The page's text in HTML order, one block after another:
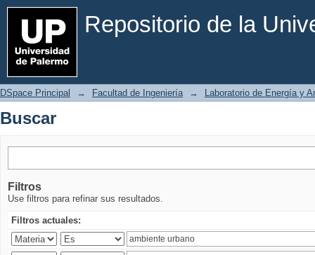
Repositorio de la
Buscar
DSpace Principal → Facultad de Ingeniería → Laboratorio de Energía y
Buscar
Filtros
Use filtros para refinar sus resultados.
Filtros actuales: